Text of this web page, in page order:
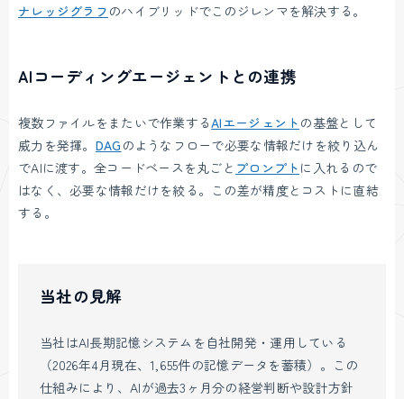
ナレッジグラフ のハイブリッドでこのジレンマを解決する。
AIコーディングエージェントとの連携
複数ファイルをまたいで作業するAIエージェント の基盤として
威力を発揮。 DAG のようなフローで必要な情報だけを絞り込ん
でAIに渡す。全コードベースを丸ごと プロンプト に入れるので
はなく、必要な情報だけを絞る。この差が精度とコストに直結
する。
当社の見解
当社はAI長期記憶システムを自社開発・運用している
（2026年4月現在、1,655件の記憶データを蓄積）。この
仕組みにより、AIが過去3ヶ月分の経営判断や設計方針